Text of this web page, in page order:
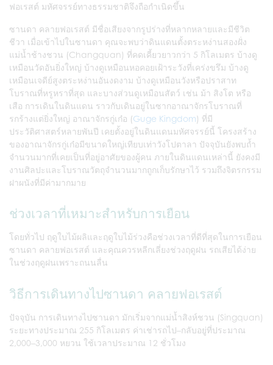
ฟอเรสต์ มหัศจรรย์ทางธรรมชาติจึงถือกำเนิดขึ้น
ซานดา คลายฟอเรสต์ มีชื่อเสียงจากรูปร่างที่หลากหลายและมีชีวิต
ชีวา เมื่อเข้าไปในซานดา คุณจะพบว่าดินแดนตั้งตระหง่านสองฝั่ง
แม่น้ำช้างชวน (Changquan) ที่คดเคี้ยวยาวกว่า 5 กิโลเมตร บ้างดู
เหมือนวัดอันยิ่งใหญ่ บ้างดูเหมือนหอคอยเฝ้าระวังที่เคร่งขรึม บ้างดู
เหมือนเจดีย์สูงตระหง่านอันงดงาม บ้างดูเหมือนวังหรือปราสาท
โบราณที่หรูหราที่สุด และบางส่วนดูเหมือนสัตว์ เช่น ม้า สิงโต หรือ
เสือ การเดินในดินแดน ราวกับเดินอยู่ในซากอาณาจักรโบราณที่
รกร้างแต่ยิ่งใหญ่ อาณาจักรกู่เก๋อ (Guge Kingdom) ที่มี
ประวัติศาสตร์หลายพันปี เคยตั้งอยู่ในดินแดนมหัศจรรย์นี้ โครงสร้าง
ของอาณาจักรกู่เก๋อมีขนาดใหญ่เทียบเท่าวังโปตาลา ปัจจุบันยังพบถ้ำ
จำนวนมากที่เคยเป็นที่อยู่อาศัยของผู้คน ภายในดินแดนเหล่านี้ ยังคงมี
งานศิลปะและโบราณวัตถุจำนวนมากถูกเก็บรักษาไว้ รวมถึงจิตรกรรม
ฝาผนังที่มีค่ามากมาย
ช่วงเวลาที่เหมาะสำหรับการเยือน
โดยทั่วไป ฤดูใบไม้ผลิและฤดูใบไม้ร่วงคือช่วงเวลาที่ดีที่สุดในการเยือน
ซานดา คลายฟอเรสต์ และคุณควรหลีกเลี่ยงช่วงฤดูฝน รถเสียได้ง่าย
ในช่วงฤดูฝนเพราะถนนลื่น
วิธีการเดินทางไปซานดา คลายฟอเรสต์
ปัจจุบัน การเดินทางไปซานดา มักเริ่มจากแม่น้ำสิงห์ชวน (Singquan)
ระยะทางประมาณ 255 กิโลเมตร ค่าเช่ารถไป–กลับอยู่ที่ประมาณ
2,000–3,000 หยวน ใช้เวลาประมาณ 12 ชั่วโมง